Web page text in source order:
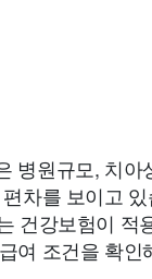
병원규모, 치아
차를 보이고
건강보험이 적
여 조건을 확